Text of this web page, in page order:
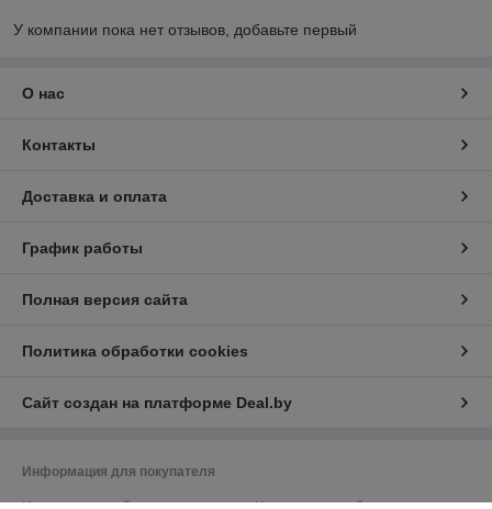
У компании пока нет отзывов, добавьте первый
О нас
Контакты
Доставка и оплата
График работы
Полная версия сайта
Политика обработки cookies
Сайт создан на платформе Deal.by
Информация для покупателя